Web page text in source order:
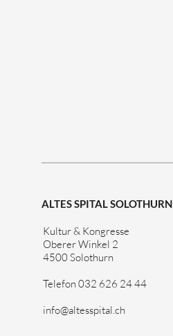
ALTES SPITAL SOLOTHURN
Kultur & Kongresse
Oberer Winkel 2
4500 Solothurn
Telefon 032 626 24 44
info@altesspital.ch